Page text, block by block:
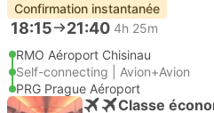
Confirmation instantanée
18:15 21:40 4h 25m
RMO Aéroport Chisinau
Self-connecting | Avion+Avion
PRG Prague Aéroport
Classe